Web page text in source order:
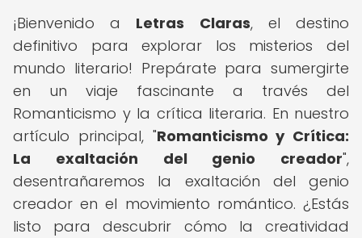
¡Bienvenido a Letras Claras, el destino
definitivo para explorar los misterios del
mundo literario! Prepárate para sumergirte
en un viaje fascinante a través del
Romanticismo y la crítica literaria. En nuestro
artículo principal, "Romanticismo y Crítica:
La exaltación del genio creador",
desentrañaremos la exaltación del genio
creador en el movimiento romántico. ¿Estás
listo para descubrir cómo la creatividad